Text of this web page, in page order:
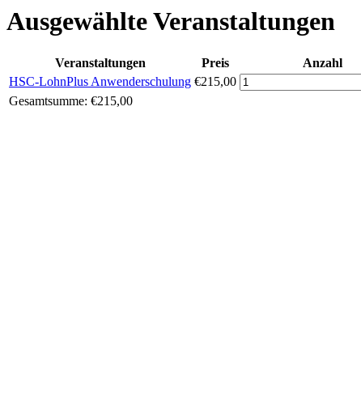
Ausgewählte Veranstaltungen
Veranstaltungen Preis Anzahl
HSC-LohnPlus Anwenderschulung €215,00
Gesamtsumme: €215,00